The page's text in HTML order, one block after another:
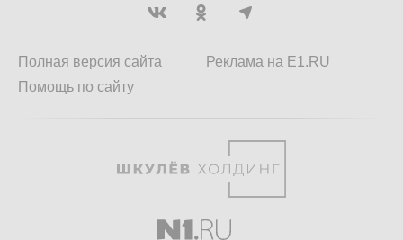
Полная версия сайта
Помощь по сайту
Реклама на E1.RU